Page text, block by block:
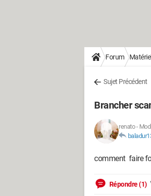
Forum
Sujet Précédent
Brancher
renato-
comment faire
Répondre (1)